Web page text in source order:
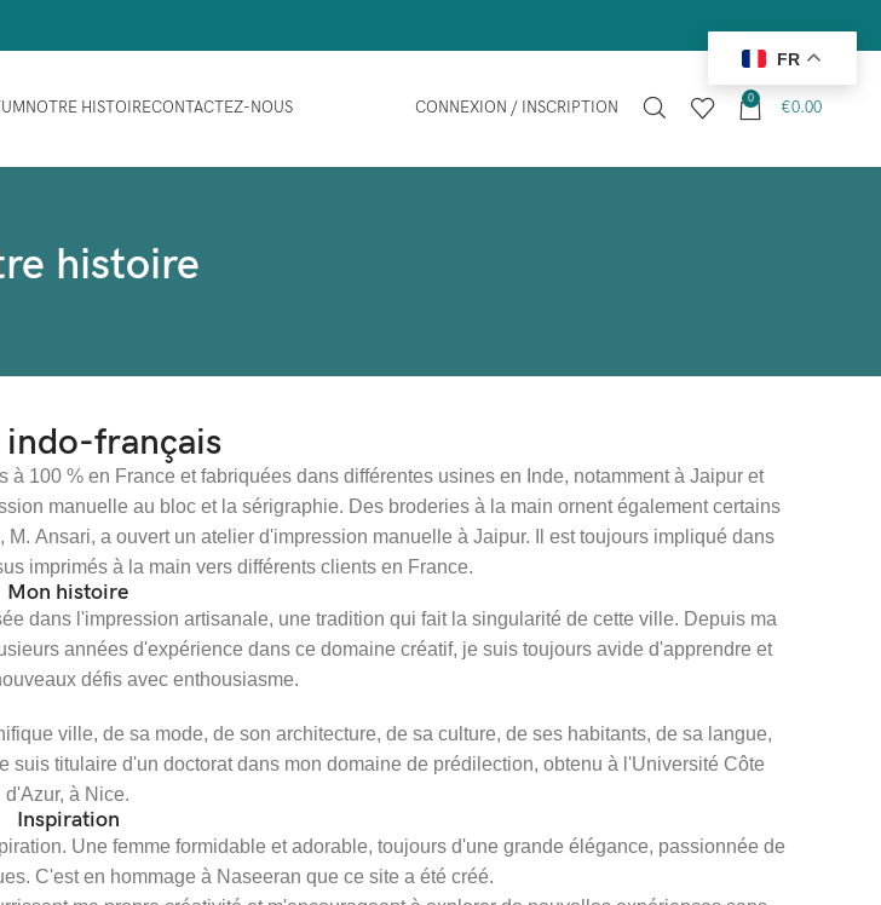
NOTRE HISTOIRECONTACTEZ-NOUS CONNEXION / INSCRIPTION 0 €0.00
histoire
indo-français
100 % en France et fabriquées dans différentes usines en Inde, notamment à Jaipur et
manuelle au bloc et la sérigraphie. Des broderies à la main ornent également certains
Ansari, a ouvert un atelier d'impression manuelle à Jaipur. Il est toujours impliqué dans
imprimés à la main vers différents clients en France.
Mon histoire
dans l'impression artisanale, une tradition qui fait la singularité de cette ville. Depuis ma
années d'expérience dans ce domaine créatif, je suis toujours avide d'apprendre et
défis avec enthousiasme.
ville, de sa mode, de son architecture, de sa culture, de ses habitants, de sa langue,
titulaire d'un doctorat dans mon domaine de prédilection, obtenu à l'Université Côte
d'Azur, à Nice.
Inspiration
Une femme formidable et adorable, toujours d'une grande élégance, passionnée de
C'est en hommage à Naseeran que ce site a été créé.
FR